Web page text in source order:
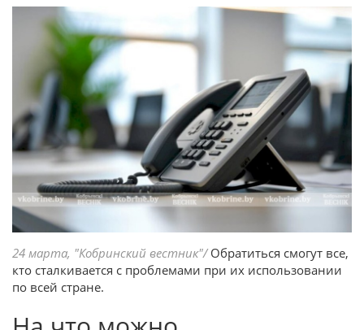
24 марта, "Кобринский вестник"/Обратиться смогут все,
кто сталкивается с проблемами при их использовании
по всей стране.